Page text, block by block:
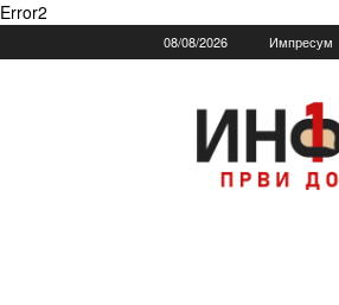
Error2
08/08/2026 Импресум